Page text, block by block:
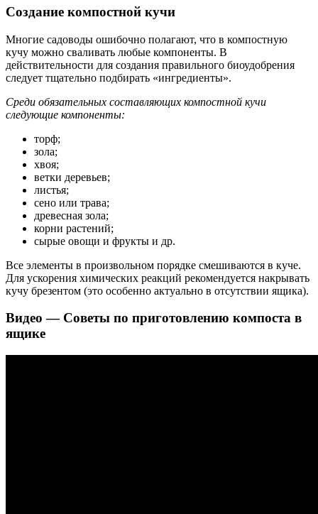
Создание компостной кучи
Многие садоводы ошибочно полагают, что в компостную
кучу можно сваливать любые компоненты. В
действительности для создания правильного биоудобрения
следует тщательно подбирать «ингредиенты».
Среди обязательных составляющих компостной кучи
следующие компоненты:
торф;
зола;
хвоя;
ветки деревьев;
листья;
сено или трава;
древесная зола;
корни растений;
сырые овощи и фрукты и др.
Все элементы в произвольном порядке смешиваются в куче.
Для ускорения химических реакций рекомендуется накрывать
кучу брезентом (это особенно актуально в отсутствии ящика).
Видео — Советы по приготовлению компоста в
ящике